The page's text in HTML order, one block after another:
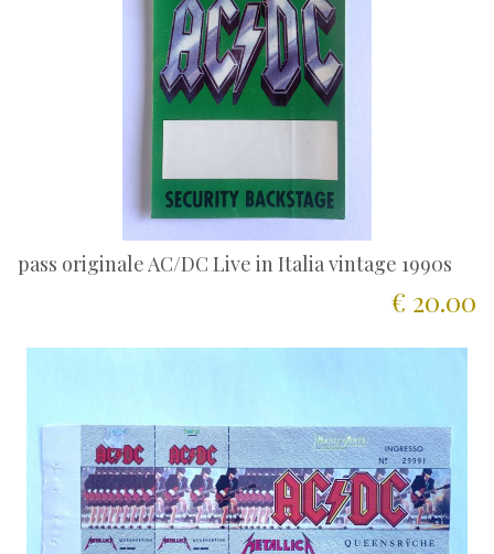
pass originale AC/DC Live in Italia vintage 1990s
€ 20.00